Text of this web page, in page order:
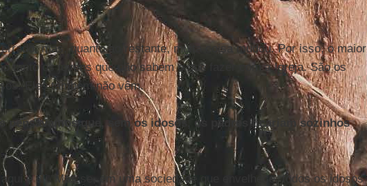
mas, quanto ao restante, muita coisa mudou. Por isso, o maior
tanto os jovens que não sabem o que fazer com a Igreja. São os
Eles também não vêm.
pensávamos que, sem os idosos, os padres ficariam sozinhos
e ali. Mas se, em uma sociedade que envelhece, todos os idosos